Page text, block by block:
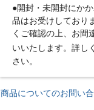
●開封・未開封にか
品はお受けしており
くご確認の上、お間
いいたします。詳し
さい。
商品についてのお問い